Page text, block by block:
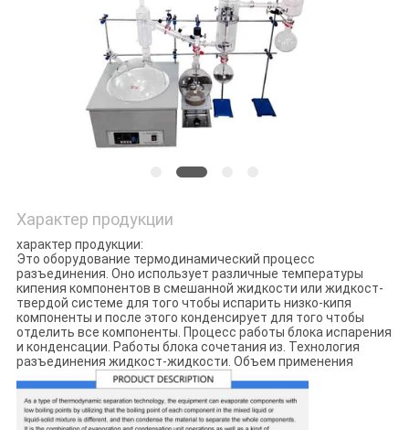
Характер продукции
характер продукции:
Это оборудование термодинамический процесс
разъединения. Оно использует различные температуры
кипения компонентов в смешанной жидкости или жидкост-
твердой системе для того чтобы испарить низко-кипя
компоненты и после этого конденсирует для того чтобы
отделить все компоненты. Процесс работы блока испарения
и конденсации. Работы блока сочетания из. Технология
разъединения жидкост-жидкости. Объем применения